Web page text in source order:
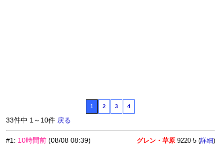
1 2 3 4
33件中 1～10件 戻る
#1: 10時間前 (08/08 08:39) グレン・草原 9220-5 (詳細)